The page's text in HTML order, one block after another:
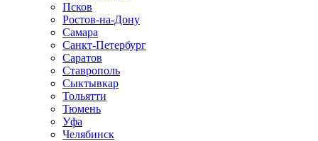
Псков
Ростов-на-Дону
Самара
Санкт-Петербург
Саратов
Ставрополь
Сыктывкар
Тольятти
Тюмень
Уфа
Челябинск